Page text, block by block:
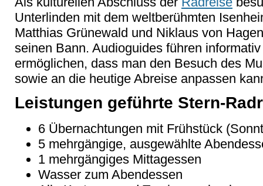
Unterlinden mit dem weltberühmten
Matthias Grünewald und Niklaus von
seinen Bann. Audioguides führen
ermöglichen, dass man den Besuch des
sowie an die heutige Abreise anpassen
Leistungen geführte Stern-
6 Übernachtungen mit Frühstück
5 mehrgängige, ausgewählte
1 mehrgängiges Mittagessen
Wasser zum Abendessen